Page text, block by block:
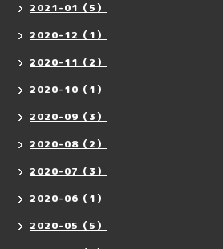
2021-01（5）
2020-12（1）
2020-11（2）
2020-10（1）
2020-09（3）
2020-08（2）
2020-07（3）
2020-06（1）
2020-05（5）